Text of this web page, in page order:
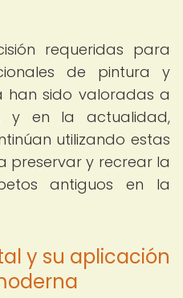
requeridas para
de pintura y
sido valoradas a
y en la actualidad,
utilizando estas
preservar y recrear la
antiguos en la
y su aplicación